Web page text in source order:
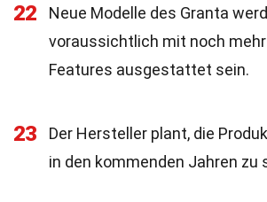
22
Neue Modelle des Granta
voraussichtlich mit noch
Features ausgestattet sein.
23
Der Hersteller plant, die
in den kommenden Jahren zu